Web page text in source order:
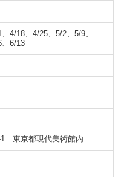
4/18、4/25、5/2、5/9、
6/13
1 東京都現代美術館内